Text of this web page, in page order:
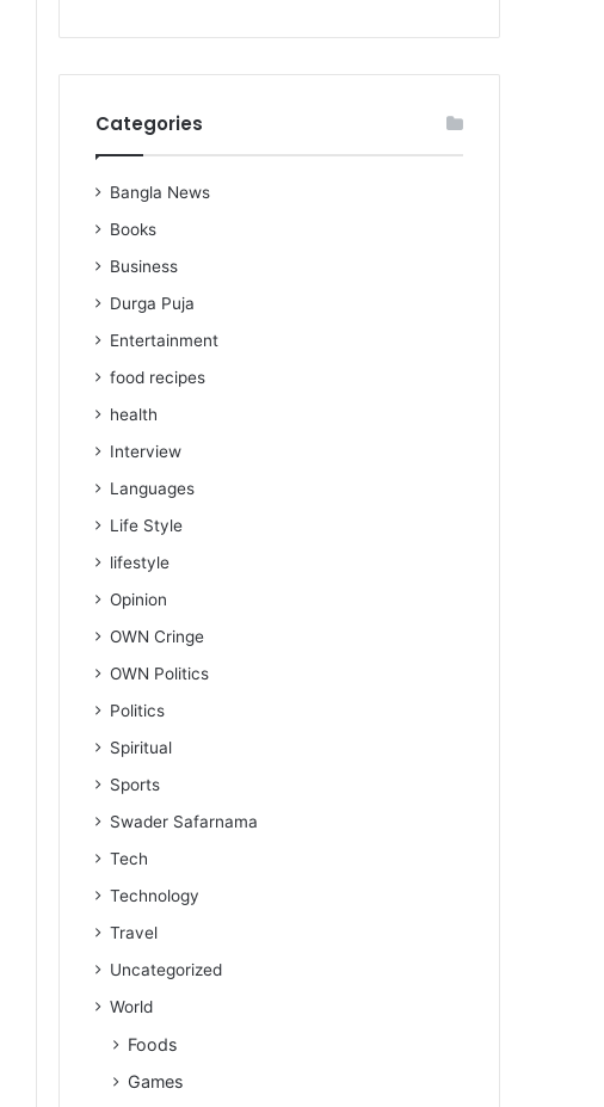
Categories
Bangla News
Books
Business
Durga Puja
Entertainment
food recipes
health
Interview
Languages
Life Style
lifestyle
Opinion
OWN Cringe
OWN Politics
Politics
Spiritual
Sports
Swader Safarnama
Tech
Technology
Travel
Uncategorized
World
Foods
Games